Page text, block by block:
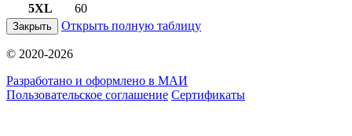
5XL
60
Закрыть Открыть полную таблицу
© 2020-2026
Разработано и оформлено в МАИ
Пользовательское соглашение Сертификаты